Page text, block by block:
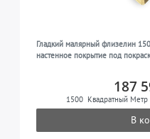
Гладкий малярный флизелин
настенное покрытие под
187
1500 Квадратный Метр
В